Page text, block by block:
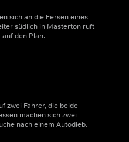
sich an die Fersen eines
südlich in Masterton ruft
den Plan.
zwei Fahrer, die beide
machen sich zwei
nach einem Autodieb.